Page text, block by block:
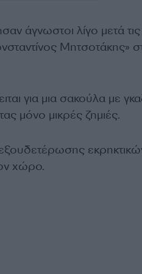
άγνωστοι λίγο μετά
Μητσοτάκης»
για μια σακούλα με
μόνο μικρές ζημιές.
εξουδετέρωσης
χώρο.